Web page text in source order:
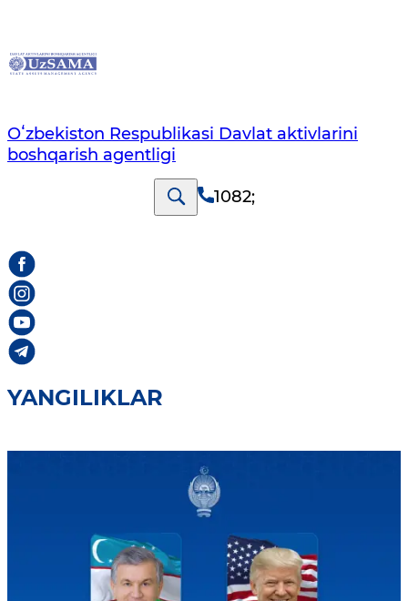
Oʻzbekiston Respublikasi Davlat aktivlarini
boshqarish agentligi
1082;
YANGILIKLAR